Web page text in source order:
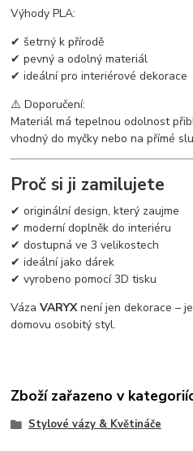
Výhody PLA:
✔ šetrný k přírodě
✔ pevný a odolný materiál
✔ ideální pro interiérové dekorace
⚠️ Doporučení:
Materiál má tepelnou odolnost
vhodný do myčky nebo na přímé
Proč si ji zamilujete
✔ originální design, který zaujme
✔ moderní doplněk do interiéru
✔ dostupná ve 3 velikostech
✔ ideální jako dárek
✔ vyrobeno pomocí 3D tisku
VázaVARYXnení jen dekorace –
domovu osobitý styl.
Zboží zařazeno v
Stylové vázy & Květináče